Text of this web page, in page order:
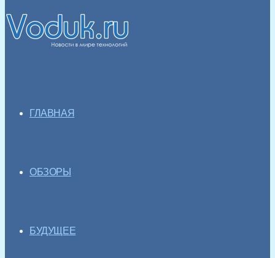
ГЛАВНАЯ
ОБЗОРЫ
БУДУЩЕЕ